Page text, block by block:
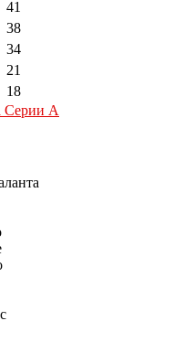
41
38
34
21
18
Серии А